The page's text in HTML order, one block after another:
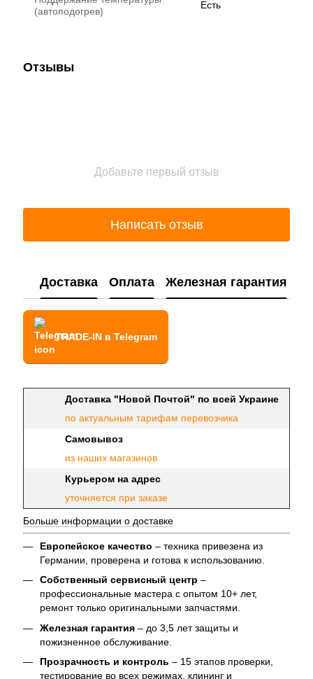
(автоподогрев)
Есть
Отзывы
Добавьте первый отзыв
Написать отзыв
Доставка Оплата Железная гарантия
TRADE-IN в Telegram
Доставка "Новой Почтой" по всей Украине
по актуальным тарифам перевозчика
Самовывоз
из наших магазинов
Курьером на адрес
уточняется при заказе
Больше информации о доставке
Европейское качество – техника привезена из
Германии, проверена и готова к использованию.
Собственный сервисный центр –
профессиональные мастера с опытом 10+ лет,
ремонт только оригинальными запчастями.
Железная гарантия – до 3,5 лет защиты и
пожизненное обслуживание.
Прозрачность и контроль – 15 этапов проверки,
тестирование во всех режимах, клининг и